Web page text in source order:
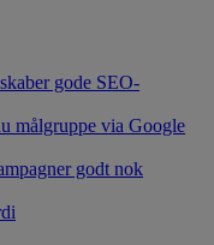
gode SEO-
målgruppe via Google
godt nok